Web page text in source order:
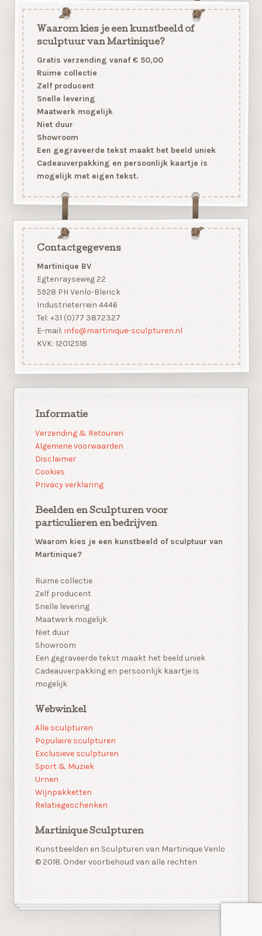
Waarom kies je een kunstbeeld of
sculptuur van Martinique?
Gratis verzending vanaf € 50,00
Ruime collectie
Zelf producent
Snelle levering
Maatwerk mogelijk
Niet duur
Showroom
Een gegraveerde tekst maakt het beeld uniek
Cadeauverpakking en persoonlijk kaartje is
mogelijk met eigen tekst.
Contactgegevens
Martinique BV
Egtenrayseweg 22
5928 PH Venlo-Blerick
Industrieterrein 4446
Tel: +31 (0)77 3872327
E-mail: info@martinique-sculpturen.nl
KVK: 12012518
Informatie
Verzending & Retouren
Algemene voorwaarden
Disclaimer
Cookies
Privacy verklaring
Beelden en Sculpturen voor
particulieren en bedrijven
Waarom kies je een kunstbeeld of sculptuur van
Martinique?
Ruime collectie
Zelf producent
Snelle levering
Maatwerk mogelijk
Niet duur
Showroom
Een gegraveerde tekst maakt het beeld uniek
Cadeauverpakking en persoonlijk kaartje is
mogelijk
Webwinkel
Alle sculpturen
Populaire sculpturen
Exclusieve sculpturen
Sport & Muziek
Urnen
Wijnpakketten
Relatiegeschenken
Martinique Sculpturen
Kunstbeelden en Sculpturen van Martinique Venlo
© 2018. Onder voorbehoud van alle rechten